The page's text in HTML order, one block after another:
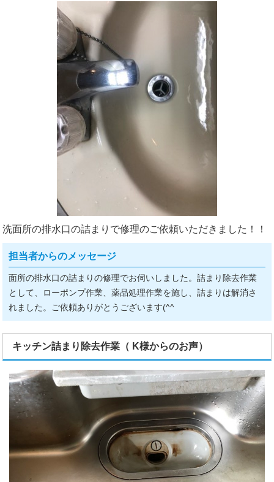
洗面所の排水口の詰まりで修理のご依頼いただきました！！
担当者からのメッセージ
面所の排水口の詰まりの修理でお伺いしました。詰まり除去作業
として、ローポンプ作業、薬品処理作業を施し、詰まりは解消さ
れました。ご依頼ありがとうございます(^^ゞ
キッチン詰まり除去作業（ K様からのお声）